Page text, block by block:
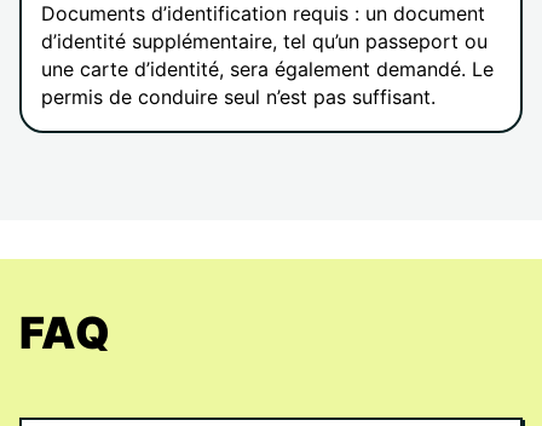
Documents d’identification requis : un document
d’identité supplémentaire, tel qu’un passeport ou
une carte d’identité, sera également demandé. Le
permis de conduire seul n’est pas suffisant.
FAQ